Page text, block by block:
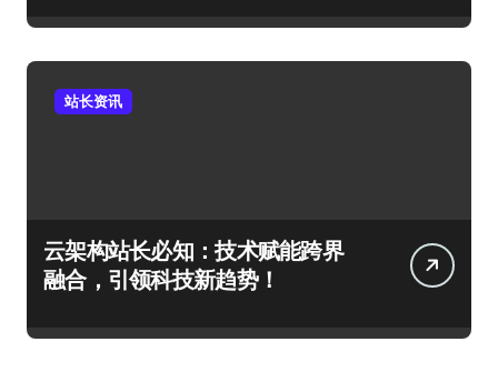
站长资讯
云架构站长必知：技术赋能跨界
融合，引领科技新趋势！